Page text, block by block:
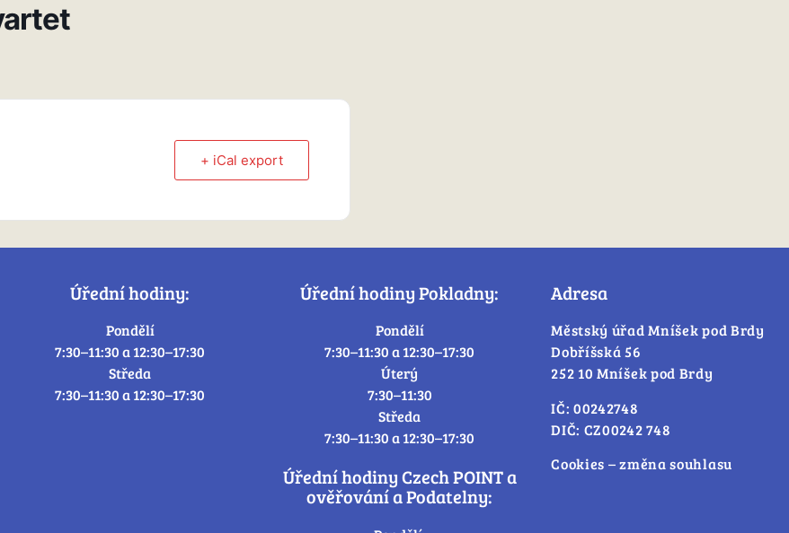
+ iCal export
Úřední hodiny:
Pondělí
7:30–11:30 a 12:30–17:30
Středa
7:30–11:30 a 12:30–17:30
Úřední hodiny Pokladny:
Pondělí
7:30–11:30 a 12:30–17:30
Úterý
7:30–11:30
Středa
7:30–11:30 a 12:30–17:30
Úřední hodiny Czech POINT a
ověřování a Podatelny:
Adresa
Městský úřad Mníšek pod Brdy
Dobříšská 56
252 10 Mníšek pod Brdy
IČ: 00242748
DIČ: CZ00242 748
Cookies – změna souhlasu